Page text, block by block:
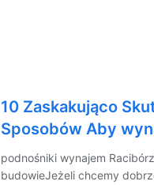
10 Zaskakująco
Sposobów Aby
podnośniki wynajem
budowieJeżeli chcemy